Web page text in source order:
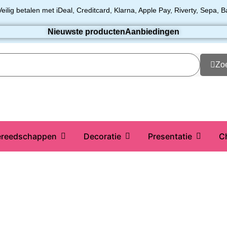
betalen met iDeal, Creditcard, Klarna, Apple Pay, Riverty, Sepa,
Nieuwste productenAanbiedingen
Decoratie Presentatie